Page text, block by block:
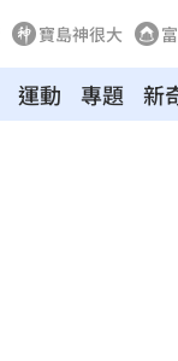
寶島神很大
運動 專題 新